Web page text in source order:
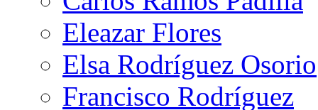
Eleazar Flores
Elsa Rodríguez Osorio
Francisco Rodríguez